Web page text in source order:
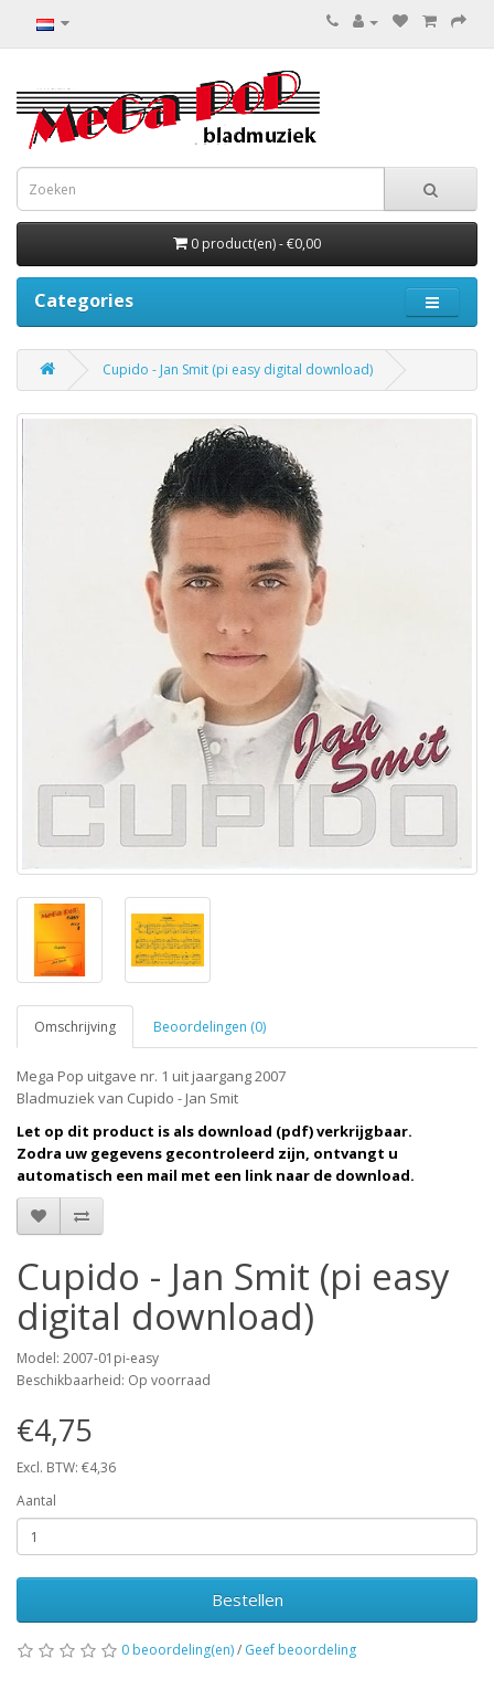
0 product(en) - €0,00
Categories
Cupido - Jan Smit (pi easy digital download)
Omschrijving Beoordelingen (0)
Mega Pop uitgave nr. 1 uit jaargang 2007
Bladmuziek van Cupido - Jan Smit
Let op dit product is als download (pdf) verkrijgbaar.
Zodra uw gegevens gecontroleerd zijn, ontvangt u
automatisch een mail met een link naar de download.
Cupido - Jan Smit (pi easy
digital download)
Model: 2007-01pi-easy
Beschikbaarheid: Op voorraad
€4,75
Excl. BTW: €4,36
Aantal
Bestellen
0 beoordeling(en)/ Geef beoordeling